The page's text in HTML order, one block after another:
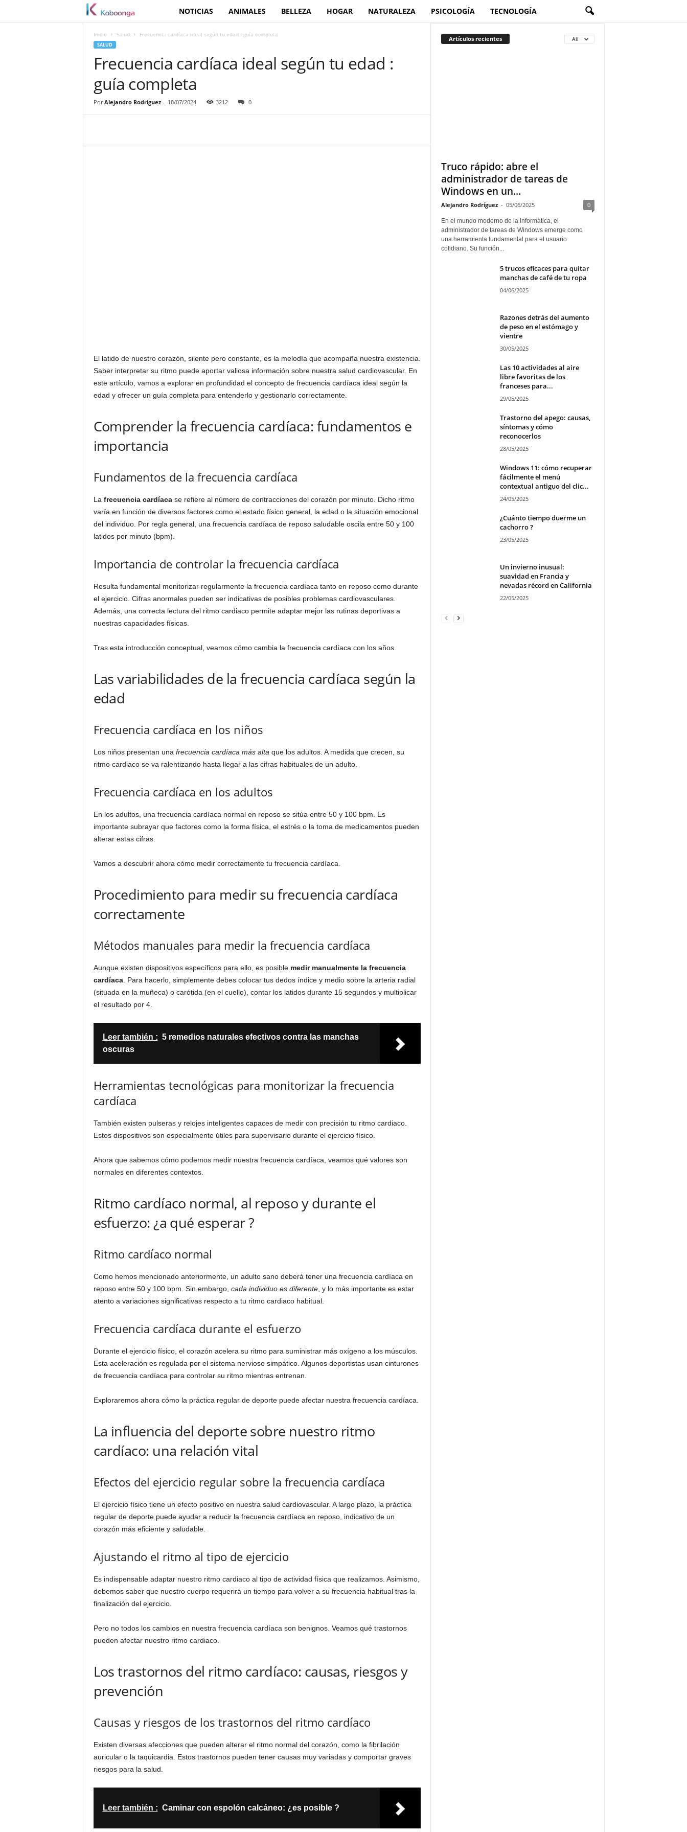
o
o
o
g
NOTICIAS ANIMALES BELLEZA HOGAR NATURALEZA PSICOLOGÍA TECNOLOGÍA
Inicio Salud Frecuencia cardíaca ideal según tu edad : guía completa
SALUD
Frecuencia cardíaca ideal según tu edad :
guía completa
Por Alejandro Rodríguez- 18/07/2024 3212 0
El latido de nuestro corazón, silente pero constante, es la melodía que acompaña nuestra existencia.
Saber interpretar su ritmo puede aportar valiosa información sobre nuestra salud cardiovascular. En
este artículo, vamos a explorar en profundidad el concepto de frecuencia cardíaca ideal según la
edad y ofrecer un guía completa para entenderlo y gestionarlo correctamente.
Comprender la frecuencia cardíaca: fundamentos e
importancia
Fundamentos de la frecuencia cardíaca
La frecuencia cardíacase refiere al número de contracciones del corazón por minuto. Dicho ritmo
varía en función de diversos factores como el estado físico general, la edad o la situación emocional
del individuo. Por regla general, una frecuencia cardíaca de reposo saludable oscila entre 50 y 100
latidos por minuto (bpm).
Importancia de controlar la frecuencia cardíaca
Resulta fundamental monitorizar regularmente la frecuencia cardíaca tanto en reposo como durante
el ejercicio. Cifras anormales pueden ser indicativas de posibles problemas cardiovasculares.
Además, una correcta lectura del ritmo cardiaco permite adaptar mejor las rutinas deportivas a
nuestras capacidades físicas.
Tras esta introducción conceptual, veamos cómo cambia la frecuencia cardíaca con los años.
Las variabilidades de la frecuencia cardíaca según la
edad
Frecuencia cardíaca en los niños
Los niños presentan una frecuencia cardíaca más alta que los adultos. A medida que crecen, su
ritmo cardiaco se va ralentizando hasta llegar a las cifras habituales de un adulto.
Frecuencia cardíaca en los adultos
En los adultos, una frecuencia cardíaca normal en reposo se sitúa entre 50 y 100 bpm. Es
importante subrayar que factores como la forma física, el estrés o la toma de medicamentos pueden
alterar estas cifras.
Vamos a descubrir ahora cómo medir correctamente tu frecuencia cardíaca.
Procedimiento para medir su frecuencia cardíaca
correctamente
Métodos manuales para medir la frecuencia cardíaca
Aunque existen dispositivos específicos para ello, es posible medir manualmente la frecuencia
cardíaca. Para hacerlo, simplemente debes colocar tus dedos índice y medio sobre la arteria radial
(situada en la muñeca) o carótida (en el cuello), contar los latidos durante 15 segundos y multiplicar
el resultado por 4.
Leer también : 5 remedios naturales efectivos contra las manchas
oscuras
Herramientas tecnológicas para monitorizar la frecuencia
cardíaca
También existen pulseras y relojes inteligentes capaces de medir con precisión tu ritmo cardiaco.
Estos dispositivos son especialmente útiles para supervisarlo durante el ejercicio físico.
Ahora que sabemos cómo podemos medir nuestra frecuencia cardíaca, veamos qué valores son
normales en diferentes contextos.
Ritmo cardíaco normal, al reposo y durante el
esfuerzo: ¿a qué esperar ?
Ritmo cardíaco normal
Como hemos mencionado anteriormente, un adulto sano deberá tener una frecuencia cardíaca en
reposo entre 50 y 100 bpm. Sin embargo, cada individuo es diferente, y lo más importante es estar
atento a variaciones significativas respecto a tu ritmo cardiaco habitual.
Frecuencia cardíaca durante el esfuerzo
Durante el ejercicio físico, el corazón acelera su ritmo para suministrar más oxígeno a los músculos.
Esta aceleración es regulada por el sistema nervioso simpático. Algunos deportistas usan cinturones
de frecuencia cardíaca para controlar su ritmo mientras entrenan.
Exploraremos ahora cómo la práctica regular de deporte puede afectar nuestra frecuencia cardíaca.
La influencia del deporte sobre nuestro ritmo
cardíaco: una relación vital
Efectos del ejercicio regular sobre la frecuencia cardíaca
El ejercicio físico tiene un efecto positivo en nuestra salud cardiovascular. A largo plazo, la práctica
regular de deporte puede ayudar a reducir la frecuencia cardíaca en reposo, indicativo de un
corazón más eficiente y saludable.
Ajustando el ritmo al tipo de ejercicio
Es indispensable adaptar nuestro ritmo cardiaco al tipo de actividad física que realizamos. Asimismo,
debemos saber que nuestro cuerpo requerirá un tiempo para volver a su frecuencia habitual tras la
finalización del ejercicio.
Pero no todos los cambios en nuestra frecuencia cardíaca son benignos. Veamos qué trastornos
pueden afectar nuestro ritmo cardiaco.
Los trastornos del ritmo cardíaco: causas, riesgos y
prevención
Causas y riesgos de los trastornos del ritmo cardíaco
Existen diversas afecciones que pueden alterar el ritmo normal del corazón, como la fibrilación
auricular o la taquicardia. Estos trastornos pueden tener causas muy variadas y comportar graves
riesgos para la salud.
Leer también : Caminar con espolón calcáneo: ¿es posible ?
Artículos recientes All
Truco rápido: abre el
administrador de tareas de
Windows en un...
Alejandro Rodríguez - 05/06/2025 0
En el mundo moderno de la informática, el
administrador de tareas de Windows emerge como
una herramienta fundamental para el usuario
cotidiano. Su función...
5 trucos eficaces para quitar
manchas de café de tu ropa
04/06/2025
Razones detrás del aumento
de peso en el estómago y
vientre
30/05/2025
Las 10 actividades al aire
libre favoritas de los
franceses para...
29/05/2025
Trastorno del apego: causas,
síntomas y cómo
reconocerlos
28/05/2025
Windows 11: cómo recuperar
fácilmente el menú
contextual antiguo del clic...
24/05/2025
¿Cuánto tiempo duerme un
cachorro ?
23/05/2025
Un invierno inusual:
suavidad en Francia y
nevadas récord en California
22/05/2025